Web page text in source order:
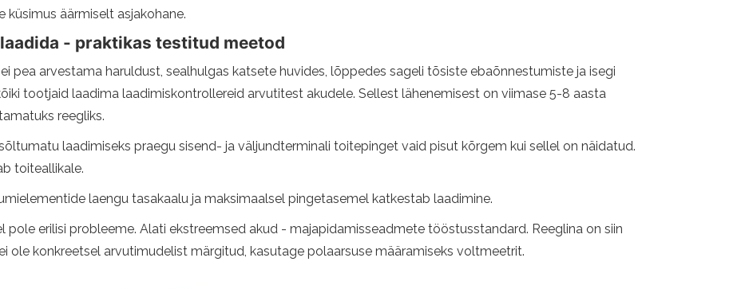
äärmiselt asjakohane.
- praktikas testitud meetod
pea arvestama haruldust, sealhulgas katsete huvides, lõppedes sageli tõsiste ebaõnnestumiste ja isegi
tootjaid laadima laadimiskontrollereid arvutitest akudele. Sellest lähenemisest on viimase 5-8 aasta
reegliks.
laadimiseks praegu sisend- ja väljundterminali toitepinget vaid pisut kõrgem kui sellel on näidatud.
toiteallikale.
laengu tasakaalu ja maksimaalsel pingetasemel katkestab laadimine.
pole erilisi probleeme. Alati ekstreemsed akud - majapidamisseadmete tööstusstandard. Reeglina on siin
ole konkreetsel arvutimudelist märgitud, kasutage polaarsuse määramiseks voltmeetrit.